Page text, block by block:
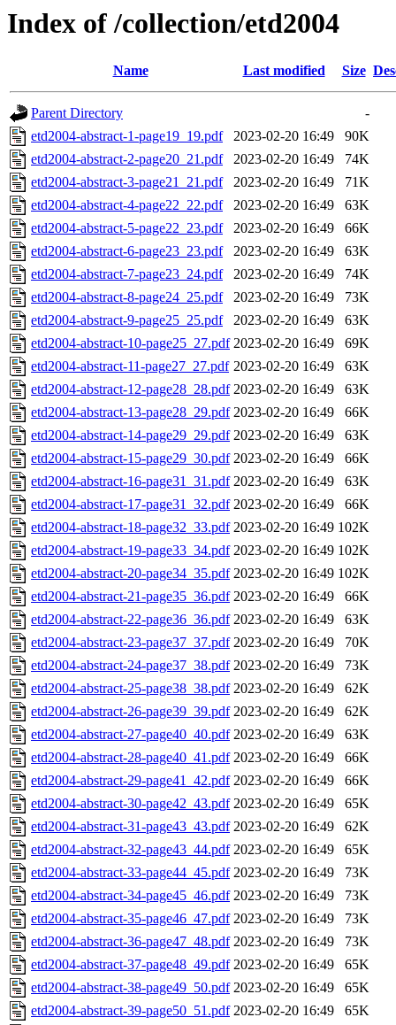
Index of /collection/etd2004
Name Last modified Size
Parent Directory
-
etd2004-abstract-1-page19_19.pdf
2023-02-20 16:49
90K
etd2004-abstract-2-page20_21.pdf
2023-02-20 16:49
74K
etd2004-abstract-3-page21_21.pdf
2023-02-20 16:49
71K
etd2004-abstract-4-page22_22.pdf
2023-02-20 16:49
63K
etd2004-abstract-5-page22_23.pdf
2023-02-20 16:49
66K
etd2004-abstract-6-page23_23.pdf
2023-02-20 16:49
63K
etd2004-abstract-7-page23_24.pdf
2023-02-20 16:49
74K
etd2004-abstract-8-page24_25.pdf
2023-02-20 16:49
73K
etd2004-abstract-9-page25_25.pdf
2023-02-20 16:49
63K
etd2004-abstract-10-page25_27.pdf 2023-02-20 16:49
69K
etd2004-abstract-11-page27_27.pdf 2023-02-20 16:49
63K
etd2004-abstract-12-page28_28.pdf 2023-02-20 16:49
63K
etd2004-abstract-13-page28_29.pdf 2023-02-20 16:49
66K
etd2004-abstract-14-page29_29.pdf 2023-02-20 16:49
63K
etd2004-abstract-15-page29_30.pdf 2023-02-20 16:49
66K
etd2004-abstract-16-page31_31.pdf 2023-02-20 16:49
63K
etd2004-abstract-17-page31_32.pdf 2023-02-20 16:49
66K
etd2004-abstract-18-page32_33.pdf 2023-02-20 16:49 102K
etd2004-abstract-19-page33_34.pdf 2023-02-20 16:49 102K
etd2004-abstract-20-page34_35.pdf 2023-02-20 16:49 102K
etd2004-abstract-21-page35_36.pdf 2023-02-20 16:49
66K
etd2004-abstract-22-page36_36.pdf 2023-02-20 16:49
63K
etd2004-abstract-23-page37_37.pdf 2023-02-20 16:49
70K
etd2004-abstract-24-page37_38.pdf 2023-02-20 16:49
73K
etd2004-abstract-25-page38_38.pdf 2023-02-20 16:49
62K
etd2004-abstract-26-page39_39.pdf 2023-02-20 16:49
62K
etd2004-abstract-27-page40_40.pdf 2023-02-20 16:49
63K
etd2004-abstract-28-page40_41.pdf 2023-02-20 16:49
66K
etd2004-abstract-29-page41_42.pdf 2023-02-20 16:49
66K
etd2004-abstract-30-page42_43.pdf 2023-02-20 16:49
65K
etd2004-abstract-31-page43_43.pdf 2023-02-20 16:49
62K
etd2004-abstract-32-page43_44.pdf 2023-02-20 16:49
65K
etd2004-abstract-33-page44_45.pdf 2023-02-20 16:49
73K
etd2004-abstract-34-page45_46.pdf 2023-02-20 16:49
73K
etd2004-abstract-35-page46_47.pdf 2023-02-20 16:49
73K
etd2004-abstract-36-page47_48.pdf 2023-02-20 16:49
73K
etd2004-abstract-37-page48_49.pdf 2023-02-20 16:49
65K
etd2004-abstract-38-page49_50.pdf 2023-02-20 16:49
65K
etd2004-abstract-39-page50_51.pdf 2023-02-20 16:49
65K